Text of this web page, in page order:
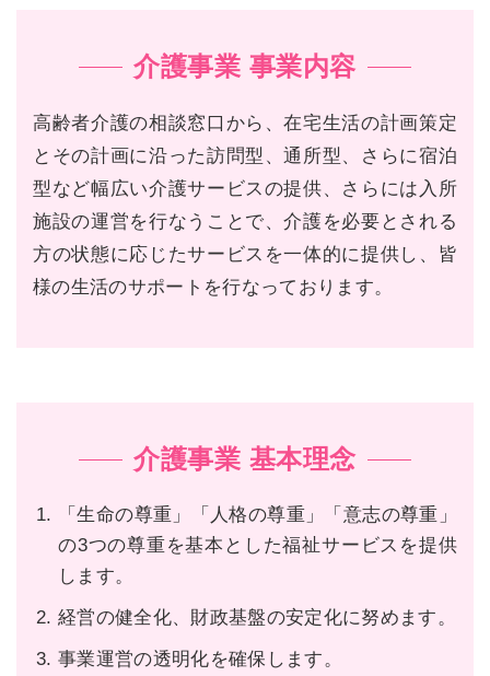
介護事業 事業内容
高齢者介護の相談窓口から、在宅生活の計画策定
とその計画に沿った訪問型、通所型、さらに宿泊
型など幅広い介護サービスの提供、さらには入所
施設の運営を行なうことで、介護を必要とされる
方の状態に応じたサービスを一体的に提供し、皆
様の生活のサポートを行なっております。
介護事業 基本理念
「生命の尊重」 「 人格の尊重」 「 意志の尊重」
の3つの尊重を基本とした福祉サービスを提供
します。
経営の健全化、財政基盤の安定化に努めます。
事業運営の透明化を確保します。